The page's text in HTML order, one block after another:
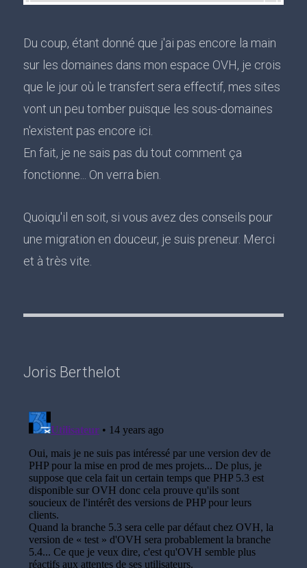
Du coup, étant donné que j'ai pas encore la main
sur les domaines dans mon espace OVH, je crois
que le jour où le transfert sera effectif, mes sites
vont un peu tomber puisque les sous-domaines
n'existent pas encore ici.
En fait, je ne sais pas du tout comment ça
fonctionne... On verra bien.
Quoiqu'il en soit, si vous avez des conseils pour
une migration en douceur, je suis preneur. Merci
et à très vite.
Joris Berthelot